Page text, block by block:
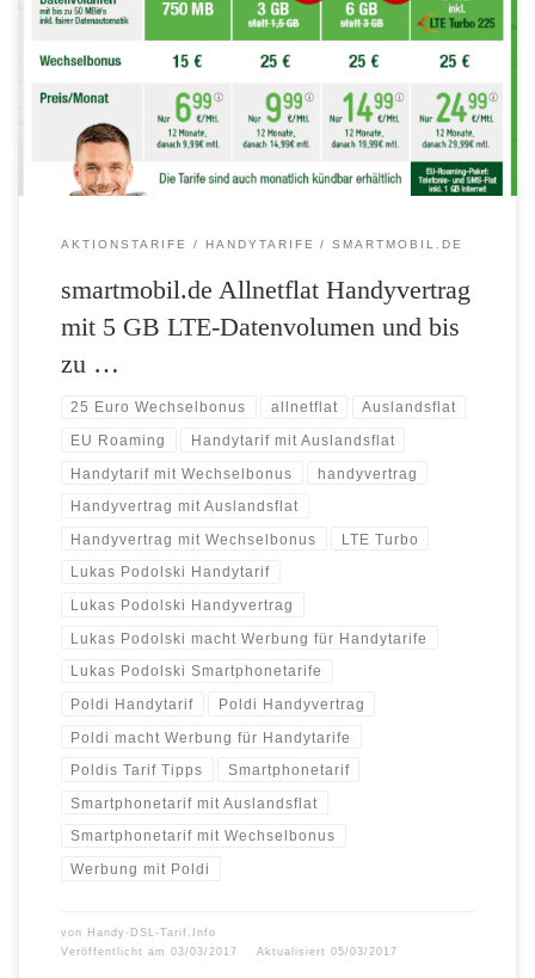
mit 5 GB LTE-Turbo von bis zu 225 MBit/s 5 GB LTE Datenvolumen
mit bis zu 225 MBit/s Flat für Telefonie und SMS in Deutschland und
in der EU 1 GB Datenvolumen im EU-Ausland inklusive 25 Euro
Wechselbonus Bereits 50 […]
AKTIONSTARIFE HANDYTARIFE SMARTMOBIL.DE
smartmobil.de Allnetflat Handyvertrag
mit 5 GB LTE-Datenvolumen und bis
zu …
25 Euro Wechselbonus allnetflat Auslandsflat
EU Roaming Handytarif mit Auslandsflat
Handytarif mit Wechselbonus handyvertrag
Handyvertrag mit Auslandsflat
Handyvertrag mit Wechselbonus LTE Turbo
Lukas Podolski Handytarif
Lukas Podolski Handyvertrag
Lukas Podolski macht Werbung für Handytarife
Lukas Podolski Smartphonetarife
Poldi Handytarif Poldi Handyvertrag
Poldi macht Werbung für Handytarife
Poldis Tarif Tipps Smartphonetarif
Smartphonetarif mit Auslandsflat
Smartphonetarif mit Wechselbonus
Werbung mit Poldi
von Handy-DSL-Tarif.Info
Veröffentlicht am 03/03/2017 Aktualisiert 05/03/2017